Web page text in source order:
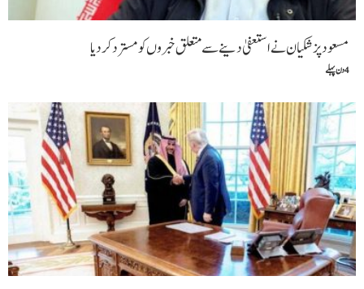
مسعود پزشکیان نے استعفیٰ دینے سے متعلق خبروں کو مسترد کردیا
4 دن پہلے